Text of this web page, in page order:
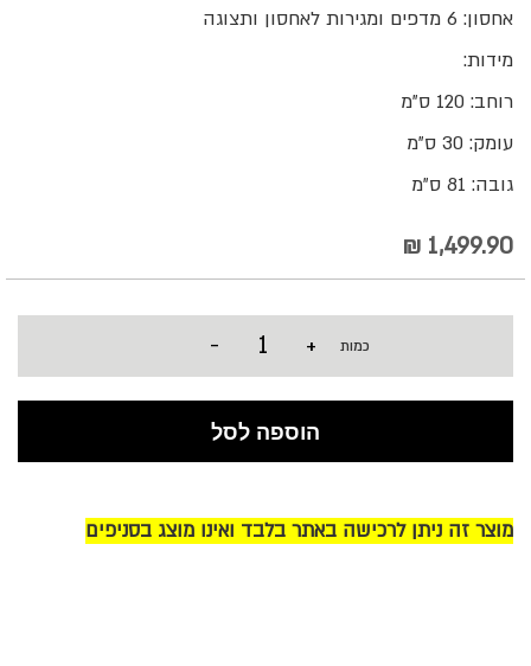
אחסון: 6 מדפים ומגירות לאחסון ותצוגה
מידות:
רוחב: 120 ס"מ
עומק: 30 ס"מ
גובה: 81 ס"מ
1,499.90 ₪
כמות +
-
הוספה לסל
מוצר זה ניתן לרכישה באתר בלבד ואינו מוצג בסניפים